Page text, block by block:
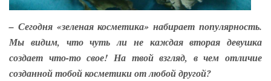
– Сегодня «зеленая косметика» набирает популярность.
Мы видим, что чуть ли не каждая вторая девушка
создает что-то свое! На твой взгляд, в чем отличие
созданной тобой косметики от любой другой?